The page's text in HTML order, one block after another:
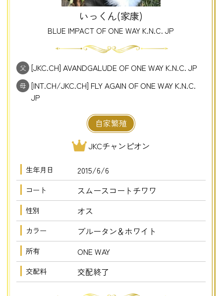
いっくん(家康)
BLUE IMPACT OF ONE WAY K.N.C. JP
父 [JKC.CH] AVANDGALUDE OF ONE WAY K.N.C. JP
母
[INT.CH/JKC.CH] FLY AGAIN OF ONE WAY K.N.C.
JP
自家繁殖
JKCチャンピオン
生年月日 2015/6/6
コート スムースコートチワワ
性別 オス
カラー ブルータン＆ホワイト
所有 ONE WAY
交配料 交配終了